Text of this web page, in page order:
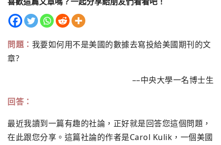
問題： 我要如何用不是美國的數據去寫投給美國期刊的文
章?
––中央大學一名博士生
回答：
最近我讀到一篇有趣的社論，正好就是回答您這個問題，
在此跟您分享。這篇社論的作者是Carol Kulik，一個美國